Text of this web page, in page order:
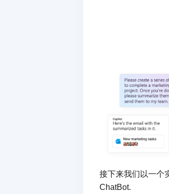
接下来我们以一个
ChatBot.